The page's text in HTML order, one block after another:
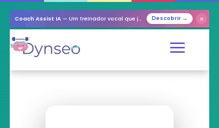
Coach Assist IA — Um treinador vocal que joga com os seus entes queridos Descobrir → ✕